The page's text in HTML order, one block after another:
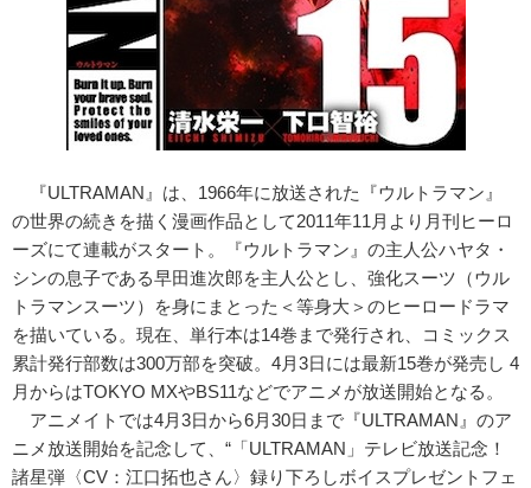
『ULTRAMAN』は、1966年に放送された『ウルトラマン』
の世界の続きを描く漫画作品として2011年11月より月刊ヒーロ
ーズにて連載がスタート。『ウルトラマン』の主人公ハヤタ・
シンの息子である早田進次郎を主人公とし、強化スーツ（ウル
トラマンスーツ）を身にまとった＜等身大＞のヒーロードラマ
を描いている。現在、単行本は14巻まで発行され、コミックス
累計発行部数は300万部を突破。4月3日には最新15巻が発売し 4
月からはTOKYO MXやBS11などでアニメが放送開始となる。
アニメイトでは4月3日から6月30日まで『ULTRAMAN』のア
ニメ放送開始を記念して、“「ULTRAMAN」テレビ放送記念！
諸星弾〈CV：江口拓也さん〉録り下ろしボイスプレゼントフェ